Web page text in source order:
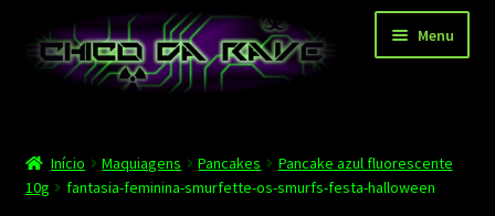
para
navegação
para
Menu
Depoimentos
Início Maquiagens Pancakes
Pancake azul fluorescente
10g
fantasia-feminina-smurfette-os-smurfs-festa-halloween